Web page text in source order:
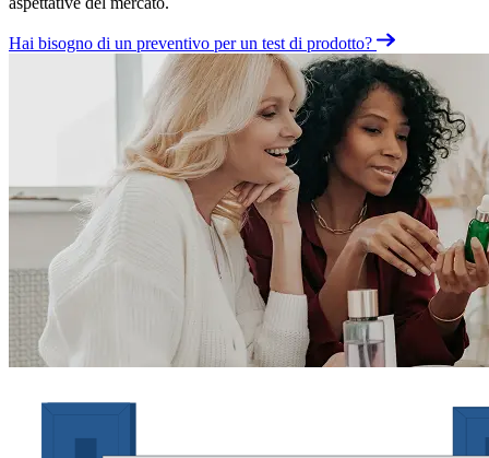
Hai bisogno di un preventivo per un test di prodotto?